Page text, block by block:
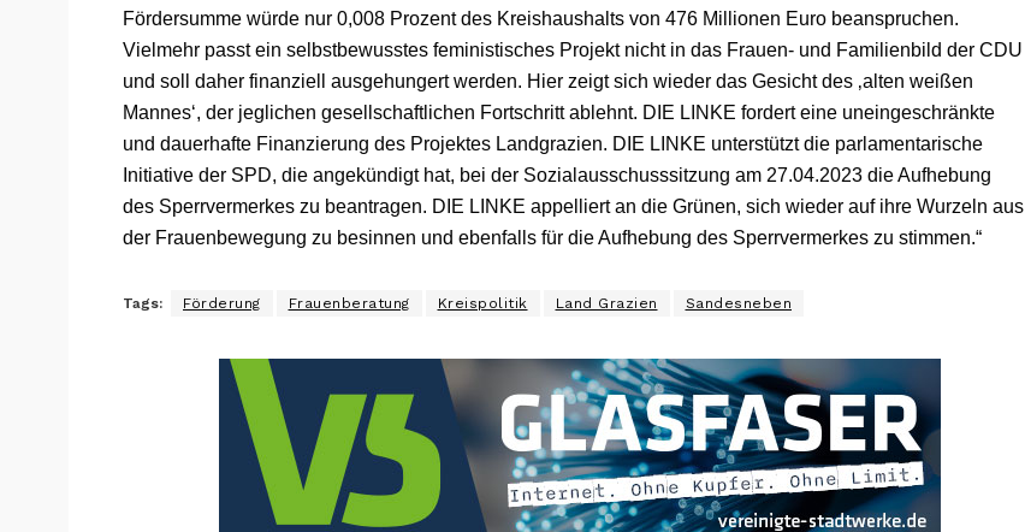
Fördersumme würde nur 0,008 Prozent des Kreishaushalts von 476 Millionen Euro beanspruchen.
Vielmehr passt ein selbstbewusstes feministisches Projekt nicht in das Frauen- und Familienbild der CDU
und soll daher finanziell ausgehungert werden. Hier zeigt sich wieder das Gesicht des ‚alten weißen
Mannes‘, der jeglichen gesellschaftlichen Fortschritt ablehnt. DIE LINKE fordert eine uneingeschränkte
und dauerhafte Finanzierung des Projektes Landgrazien. DIE LINKE unterstützt die parlamentarische
Initiative der SPD, die angekündigt hat, bei der Sozialausschusssitzung am 27.04.2023 die Aufhebung
des Sperrvermerkes zu beantragen. DIE LINKE appelliert an die Grünen, sich wieder auf ihre Wurzeln aus
der Frauenbewegung zu besinnen und ebenfalls für die Aufhebung des Sperrvermerkes zu stimmen.“
Tags: Förderung Frauenberatung Kreispolitik Land Grazien Sandesneben